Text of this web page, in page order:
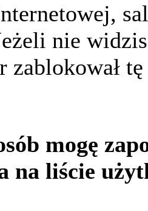
nie
zablokował
mogę
na liście